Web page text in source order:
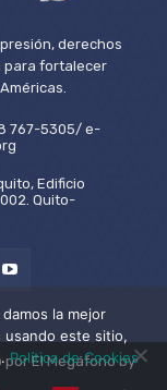
derechos
para fortalecer
767-5305/ e-
Edificio
Quito-
El Megáfono by
la mejor
usando este sitio,
Política de Cookies